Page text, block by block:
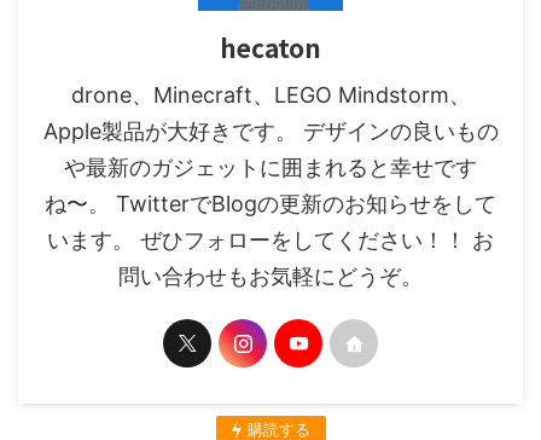
hecaton
drone、Minecraft、LEGO Mindstorm、
Apple製品が大好きです。 デザインの良いもの
や最新のガジェットに囲まれると幸せです
ね〜。 TwitterでBlogの更新のお知らせをして
います。 ぜひフォローをしてください！！ お
問い合わせもお気軽にどうぞ。
購読する